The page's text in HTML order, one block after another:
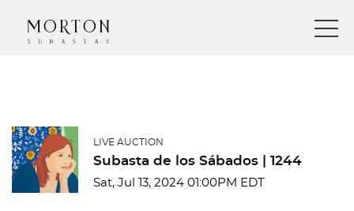
LIVE AUCTION
Subasta de los Sábados | 1244
Sat, Jul 13, 2024 01:00PM EDT